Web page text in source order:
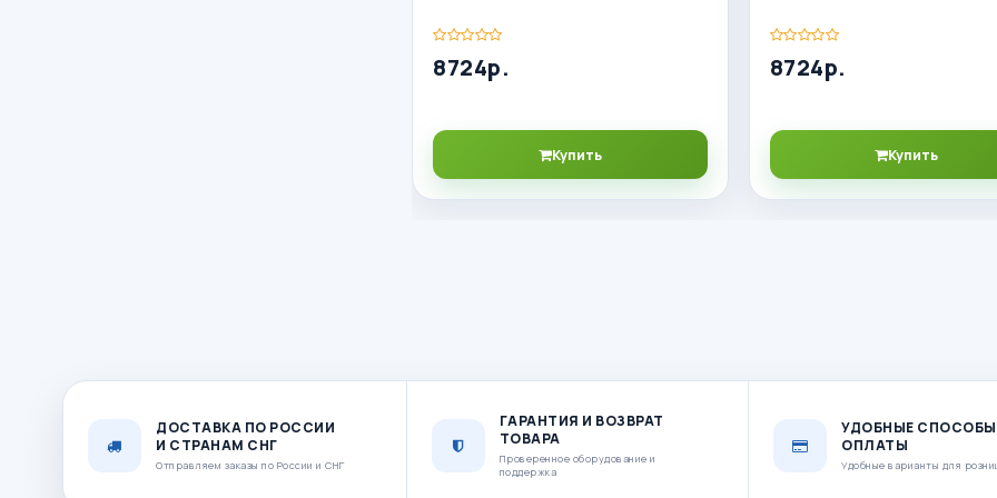
8724р.
Купить
8724р.
Купить
ДОСТАВКА ПО РОССИИ
И СТРАНАМ СНГ
Отправляем заказы по России и СНГ
ГАРАНТИЯ И ВОЗВРАТ
ТОВАРА
Проверенное оборудование и
поддержка
УДОБНЫЕ СПОСОБЫ
ОПЛАТЫ
Удобные варианты для